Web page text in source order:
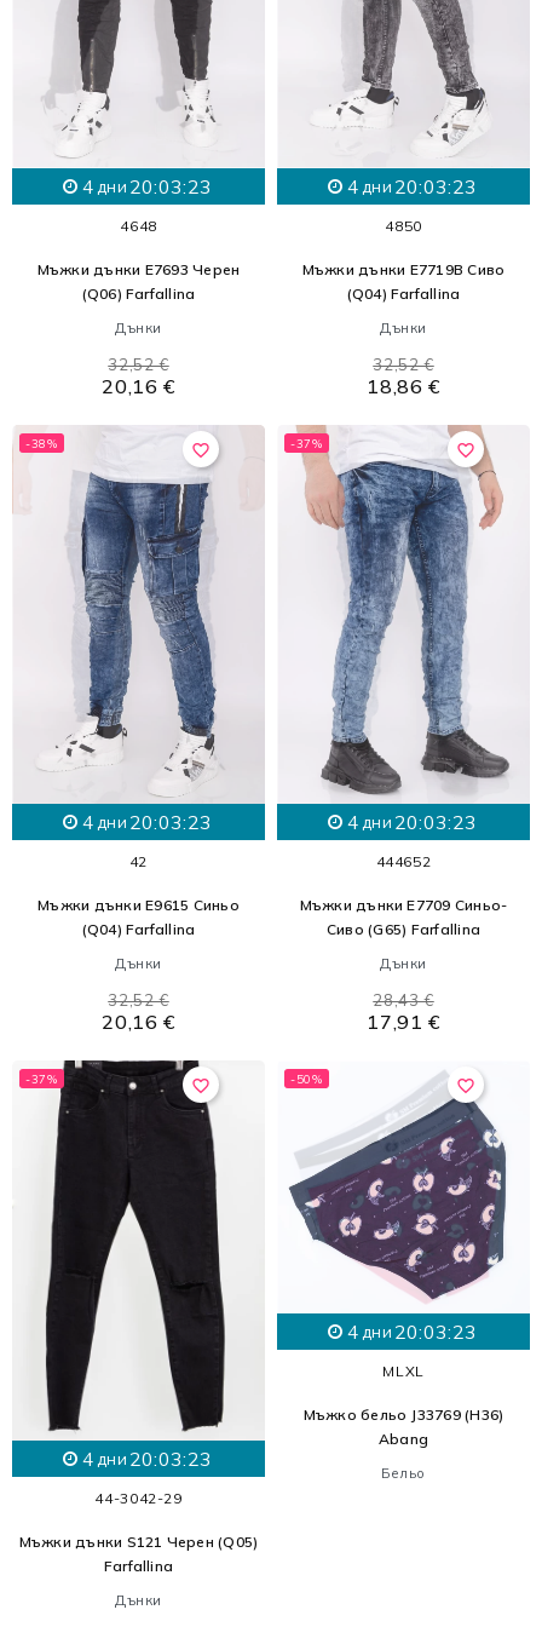
4 дни 20:03:21
4648
Мъжки дънки E7693 Черен
(Q06) Farfallina
Дънки
20,16 €
32,52 €
4 дни 20:03:21
4850
Мъжки дънки E7719B Сиво
(Q04) Farfallina
Дънки
18,86 €
32,52 €
favorite_border
-38%
4 дни 20:03:21
42
Мъжки дънки E9615 Синьо
(Q04) Farfallina
Дънки
20,16 €
32,52 €
favorite_border
-37%
4 дни 20:03:21
444652
Мъжки дънки E7709 Синьо-
Сиво (G65) Farfallina
Дънки
17,91 €
28,43 €
favorite_border
-37%
4 дни 20:03:21
44-3042-29
Мъжки дънки S121 Черен (Q05)
Farfallina
Дънки
favorite_border
-50%
4 дни 20:03:21
M LXL
Мъжко бельо J33769 (H36)
Abang
Бельо